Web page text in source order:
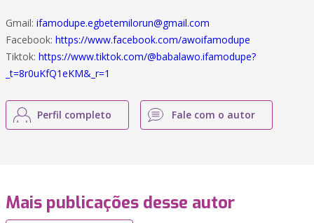
Gmail: ifamodupe.egbetemilorun@gmail.com
Facebook: https://www.facebook.com/awoifamodupe
Tiktok: https://www.tiktok.com/@babalawo.ifamodupe?
_t=8r0uKfQ1eKM&_r=1
Perfil completo Fale com o autor
Mais publicações desse autor